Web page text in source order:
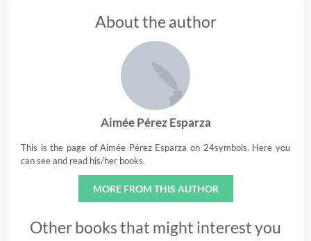
About the author
Aimée Pérez Esparza
This is the page of Aimée Pérez Esparza on 24symbols. Here you
can see and read his/her books.
MORE FROM THIS AUTHOR
Other books that might interest you